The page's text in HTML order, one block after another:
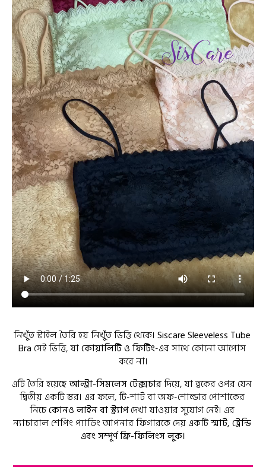
নিখুঁত স্টাইল তৈরি হয় নিখুঁত ভিত্তি থেকে। Siscare Sleeveless Tube
Bra সেই ভিত্তি, যা কোয়ালিটি ও ফিটিং-এর সাথে কোনো আপোস
করে না।
এটি তৈরি হয়েছে আল্ট্রা-সিমলেস টেক্সচার দিয়ে, যা ত্বকের ওপর যেন
দ্বিতীয় একটি স্তর। এর ফলে, টি-শার্ট বা অফ-শোল্ডার পোশাকের
নিচে কোনও লাইন বা স্ট্র্যাপ দেখা যাওয়ার সুযোগ নেই। এর
ন্যাচারাল শেপিং প্যাডিং আপনার ফিগারকে দেয় একটি স্মার্ট, ট্রেন্ডি
এবং সম্পূর্ণ ফ্রি-ফিলিংস লুক।